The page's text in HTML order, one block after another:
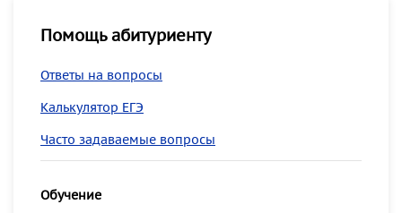
Помощь абитуриенту
Ответы на вопросы
Калькулятор ЕГЭ
Часто задаваемые вопросы
Обучение